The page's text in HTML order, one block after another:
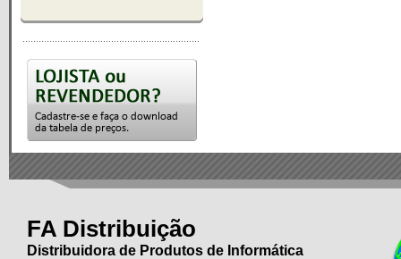
FA Distribuição
Distribuidora de Produtos de Informática